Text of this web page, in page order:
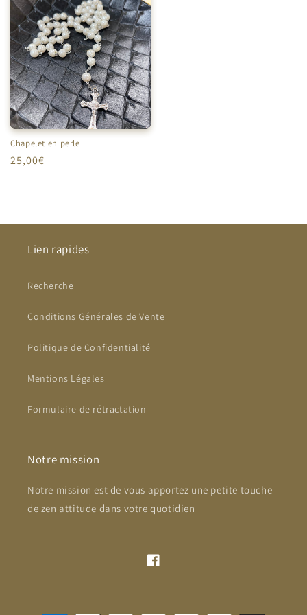
Chapelet en perle
Prix
25,00€
Lien rapides
Recherche
Conditions Générales de Vente
Politique de Confidentialité
Mentions Légales
Formulaire de rétractation
Notre mission
Notre mission est de vous apportez une petite touche
de zen attitude dans votre quotidien
Facebook